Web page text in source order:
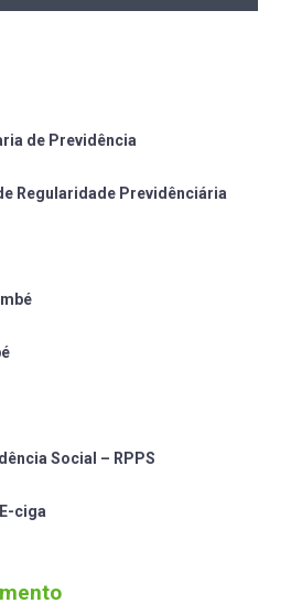
de Previdência
Regularidade Previdênciária
Social – RPPS
ciga